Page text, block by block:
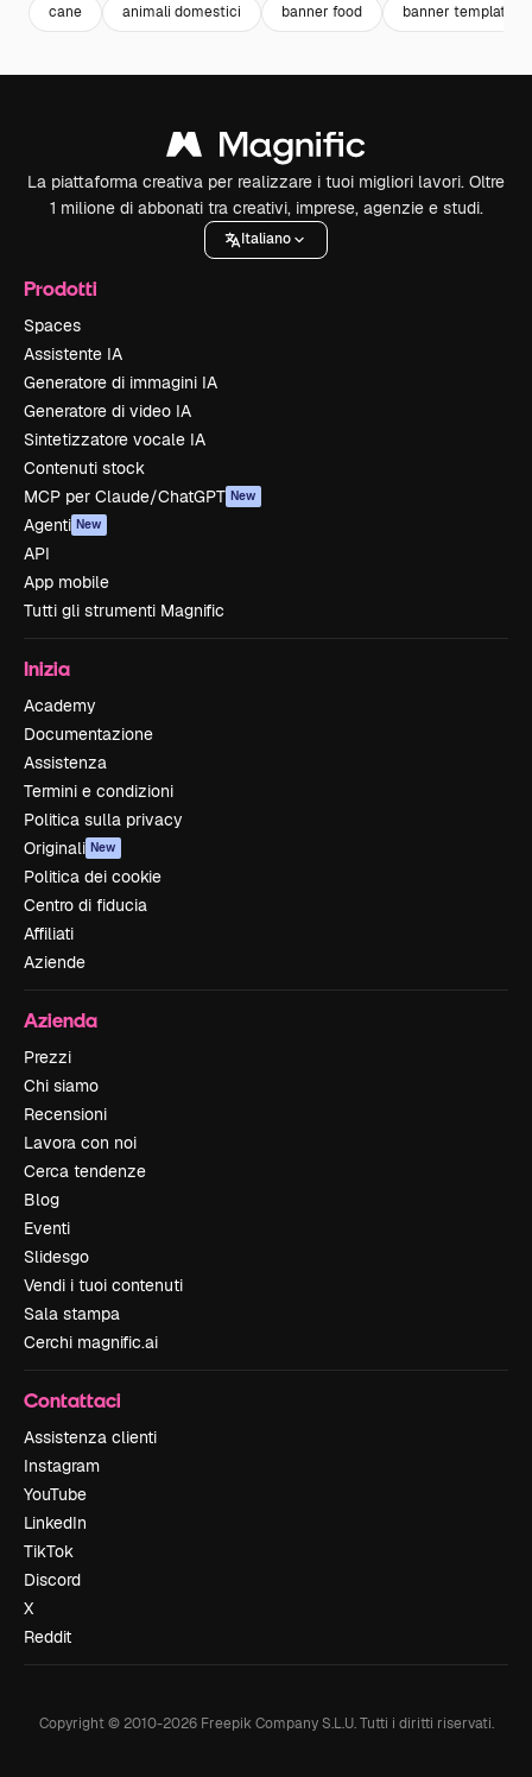
cane animali domestici banner food banner template
La piattaforma creativa per realizzare i tuoi migliori lavori. Oltre
1 milione di abbonati tra creativi, imprese, agenzie e studi.
Italiano
Prodotti
Spaces
Assistente IA
Generatore di immagini IA
Generatore di video IA
Sintetizzatore vocale IA
Contenuti stock
MCP per Claude/ChatGPT New
Agenti New
API
App mobile
Tutti gli strumenti Magnific
Inizia
Academy
Documentazione
Assistenza
Termini e condizioni
Politica sulla privacy
Originali New
Politica dei cookie
Centro di fiducia
Affiliati
Aziende
Azienda
Prezzi
Chi siamo
Recensioni
Lavora con noi
Cerca tendenze
Blog
Eventi
Slidesgo
Vendi i tuoi contenuti
Sala stampa
Cerchi magnific.ai
Contattaci
Assistenza clienti
Instagram
YouTube
LinkedIn
TikTok
Discord
X
Reddit
Copyright © 2010-2026Freepik Company S.L.U. Tutti i diritti riservati.